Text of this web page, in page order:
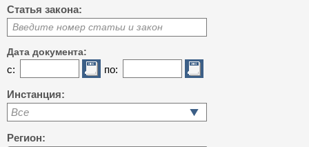
Статья закона:
Введите номер статьи и закон
Дата документа:
с: по:
Инстанция:
Все
Регион: